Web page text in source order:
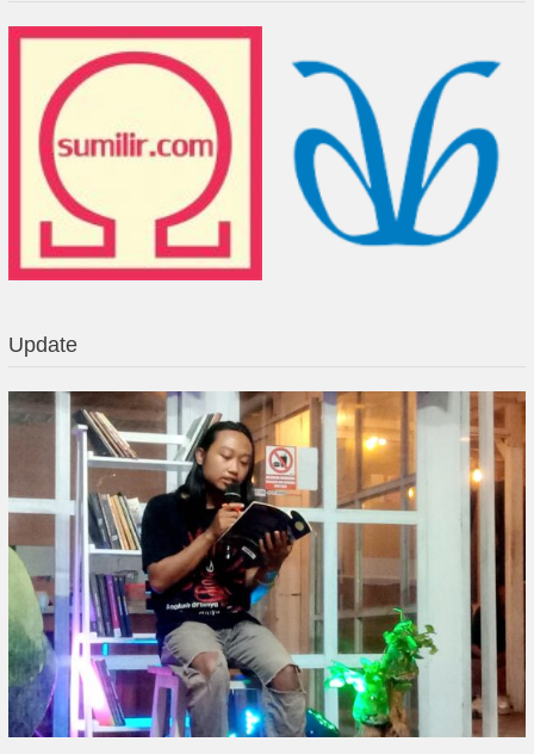
Update